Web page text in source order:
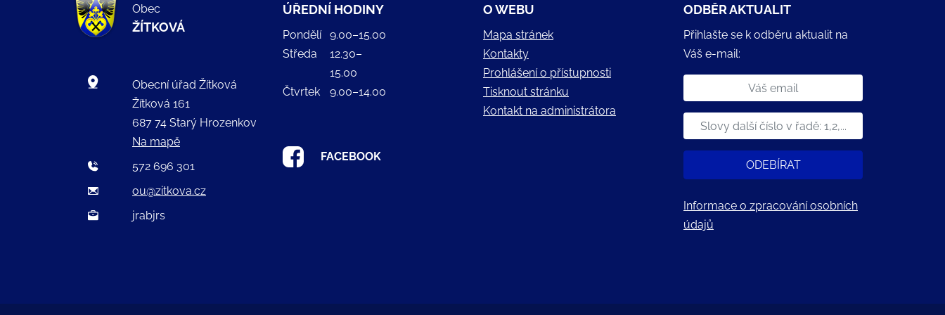
Obec
ŽÍTKOVÁ
Obecní úřad Žítková
Žítková 161
687 74 Starý Hrozenkov
Na mapě
572 696 301
ou@zitkova.cz
jrabjrs
ÚŘEDNÍ HODINY
Pondělí
9.00–15.00
Středa
12.30–
15.00
Čtvrtek
9.00–14.00
FACEBOOK
O WEBU
Mapa stránek
Kontakty
Prohlášení o přístupnosti
Tisknout stránku
Kontakt na administrátora
ODBĚR AKTUALIT
Přihlašte se k odběru aktualit na
Váš e-mail:
ODEBÍRAT
Informace o zpracování osobních
údajů